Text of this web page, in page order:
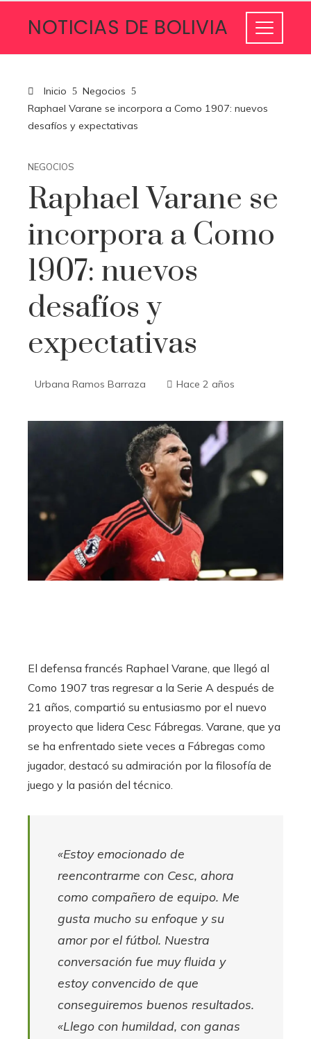
NOTICIAS DE BOLIVIA
Inicio
Negocios
Raphael Varane se incorpora a Como 1907: nuevos
desafíos y expectativas
NEGOCIOS
Raphael Varane se
incorpora a Como
1907: nuevos
desafíos y
expectativas
Urbana Ramos Barraza Hace 2 años
El defensa francés Raphael Varane, que llegó al
Como 1907 tras regresar a la Serie A después de
21 años, compartió su entusiasmo por el nuevo
proyecto que lidera Cesc Fábregas. Varane, que ya
se ha enfrentado siete veces a Fábregas como
jugador, destacó su admiración por la filosofía de
juego y la pasión del técnico.
«Estoy emocionado de
reencontrarme con Cesc, ahora
como compañero de equipo. Me
gusta mucho su enfoque y su
amor por el fútbol. Nuestra
conversación fue muy fluida y
estoy convencido de que
conseguiremos buenos resultados.
«Llego con humildad, con ganas